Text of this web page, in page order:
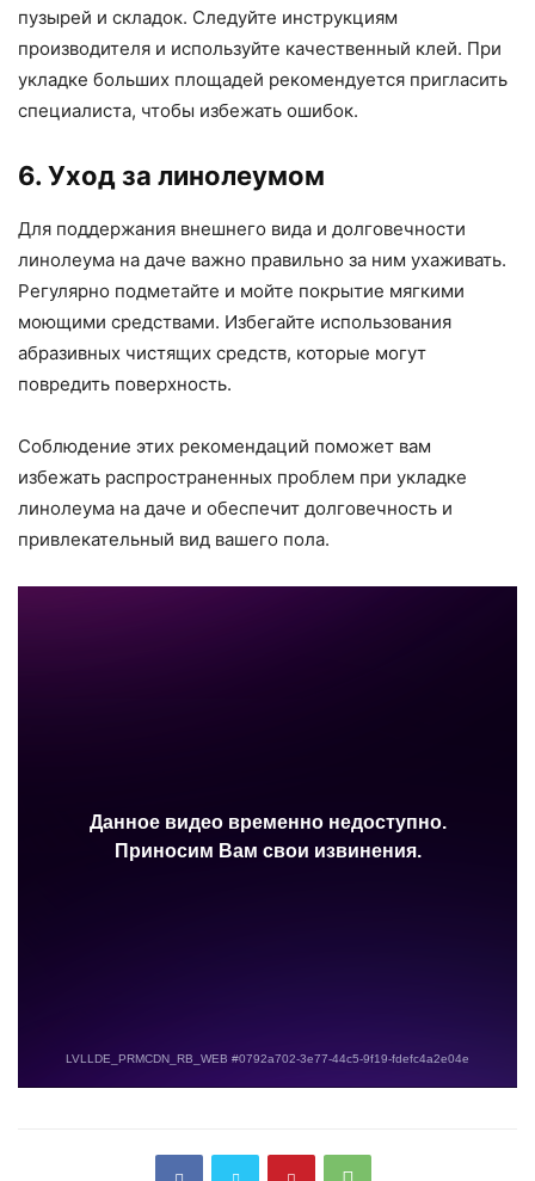
пузырей и складок. Следуйте инструкциям
производителя и используйте качественный клей. При
укладке больших площадей рекомендуется пригласить
специалиста, чтобы избежать ошибок.
6. Уход за линолеумом
Для поддержания внешнего вида и долговечности
линолеума на даче важно правильно за ним ухаживать.
Регулярно подметайте и мойте покрытие мягкими
моющими средствами. Избегайте использования
абразивных чистящих средств, которые могут
повредить поверхность.
Соблюдение этих рекомендаций поможет вам
избежать распространенных проблем при укладке
линолеума на даче и обеспечит долговечность и
привлекательный вид вашего пола.